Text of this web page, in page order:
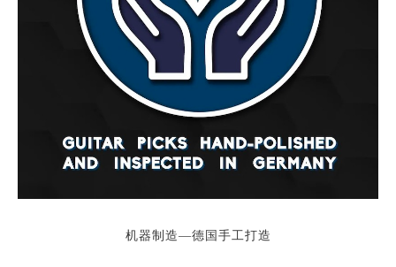
机器制造—德国手工打造